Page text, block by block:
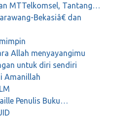
MTTelkomsel, Tantang…
Bekasiâ€ dan
Allah menyayangimu
untuk diri sendiri
Amanillah
Penulis Buku…